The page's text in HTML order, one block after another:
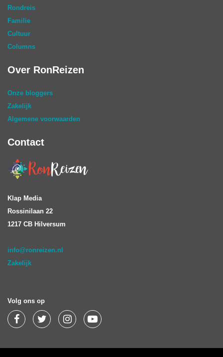
Rondreis
Familie
Cultuur
Columns
Over RonReizen
Onze bloggers
Zakelijk
Algemene voorwaarden
Contact
Klap Media
Rossinilaan 22
1217 CB Hilversum
info@ronreizen.nl
Zakelijk
Volg ons op